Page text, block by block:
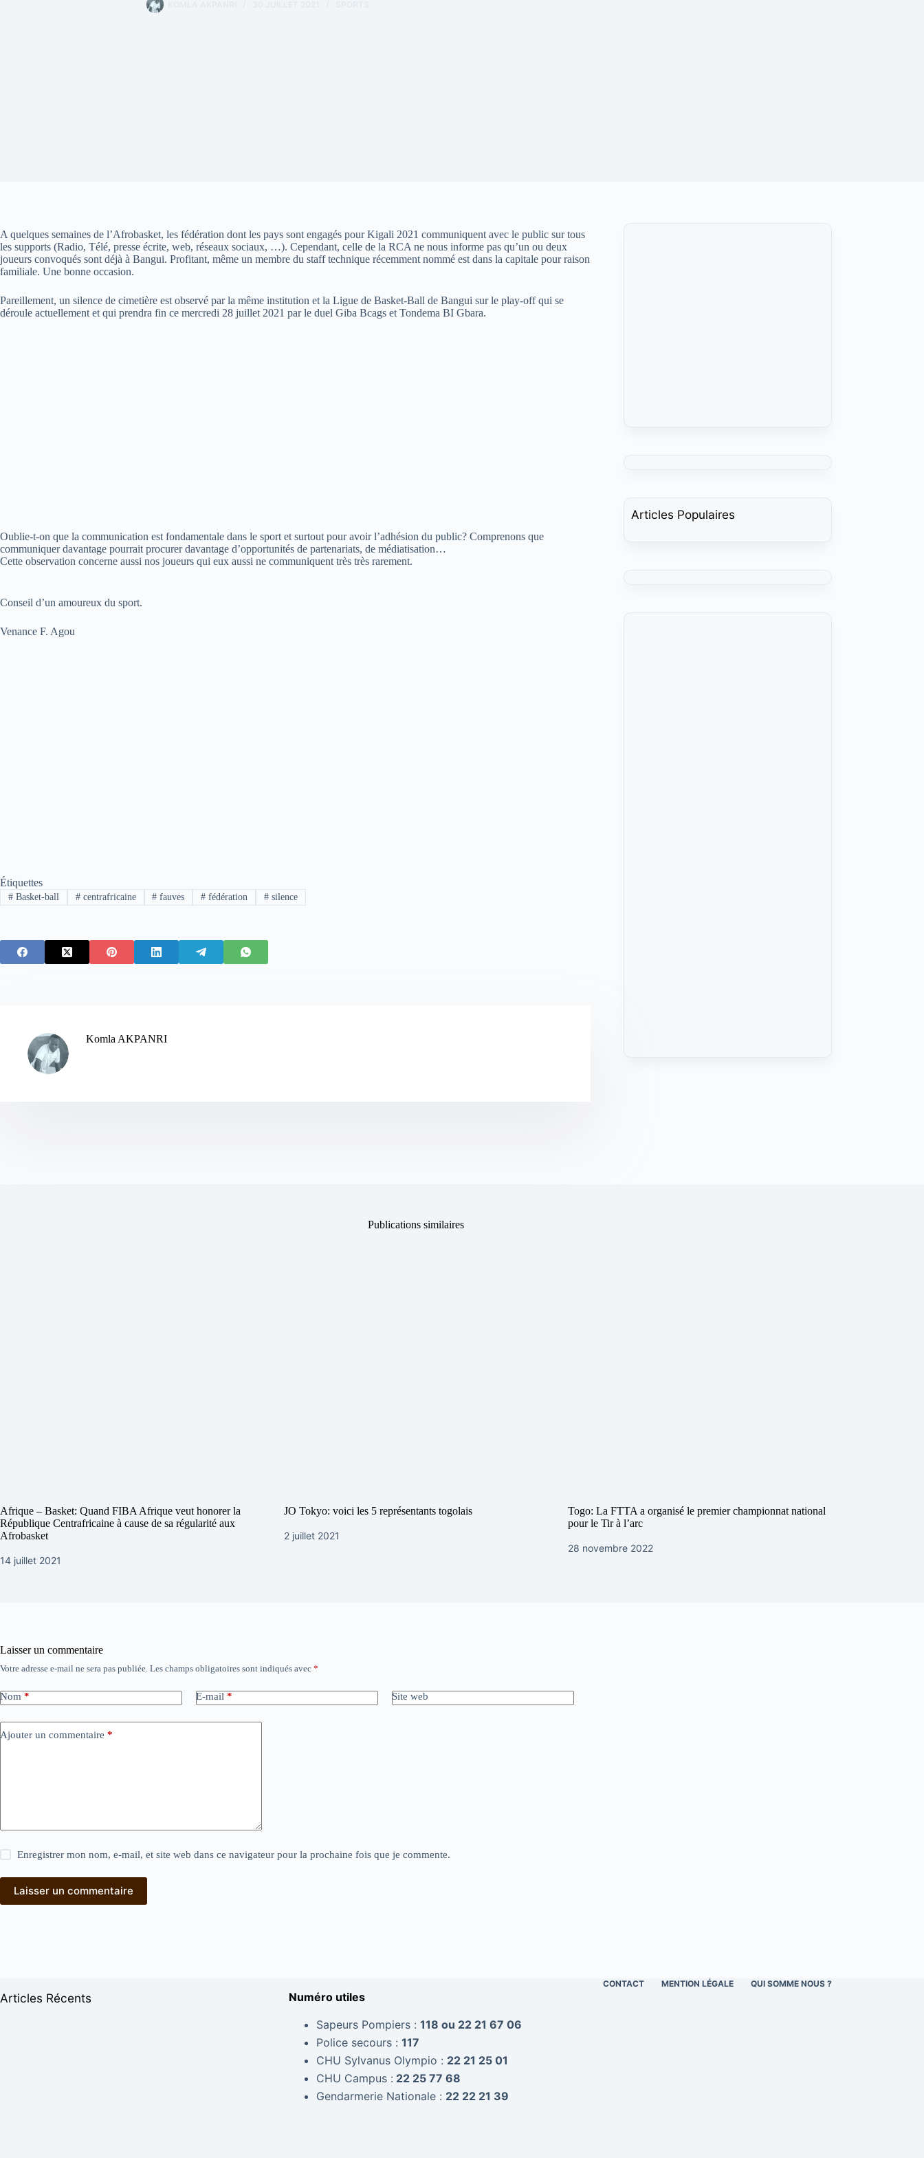
A quelques semaines de l’Afrobasket, les fédération dont les pays sont engagés pour Kigali 2021 communiquent avec le public sur tous
les supports (Radio, Télé, presse écrite, web, réseaux sociaux, …). Cependant, celle de la RCA ne nous informe pas qu’un ou deux
joueurs convoqués sont déjà à Bangui. Profitant, même un membre du staff technique récemment nommé est dans la capitale pour raison
familiale. Une bonne occasion.
Pareillement, un silence de cimetière est observé par la même institution et la Ligue de Basket-Ball de Bangui sur le play-off qui se
déroule actuellement et qui prendra fin ce mercredi 28 juillet 2021 par le duel Giba Bcags et Tondema BI Gbara.
Oublie-t-on que la communication est fondamentale dans le sport et surtout pour avoir l’adhésion du public? Comprenons que
communiquer davantage pourrait procurer davantage d’opportunités de partenariats, de médiatisation…
Cette observation concerne aussi nos joueurs qui eux aussi ne communiquent très très rarement.
Conseil d’un amoureux du sport.
Venance F. Agou
Étiquettes
#Basket-ball #centrafricaine # fauves # fédération # silence
Komla AKPANRI
Articles Populaires
Publications similaires
Afrique – Basket: Quand FIBA Afrique veut honorer la
République Centrafricaine à cause de sa régularité aux
Afrobasket
14 juillet 2021
JO Tokyo: voici les 5 représentants togolais
2 juillet 2021
Togo: La FTTA a organisé le premier championnat national
pour le Tir à l’arc
28 novembre 2022
Laisser un commentaire
Votre adresse e-mail ne sera pas publiée. Les champs obligatoires sont indiqués avec *
Nom * E-mail * Site web
Ajouter un commentaire *
Enregistrer mon nom, e-mail, et site web dans ce navigateur pour la prochaine fois que je commente.
Laisser un commentaire
CONTACT MENTION LÉGALE QUI SOMME NOUS ?
Articles Récents
Numéro utiles
Sapeurs Pompiers : 118 ou 22 21 67 06
Police secours : 117
CHU Sylvanus Olympio : 22 21 25 01
CHU Campus : 22 25 77 68
Gendarmerie Nationale : 22 22 21 39